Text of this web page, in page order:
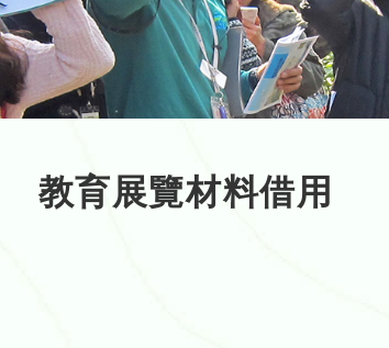
教育展覽材料借用